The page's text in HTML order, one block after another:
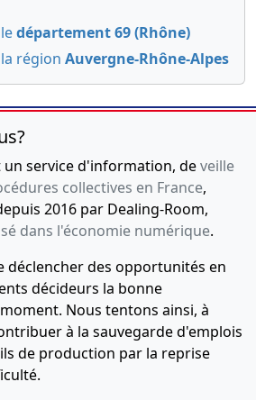
08-
06-
2000
Ordonnance
du
président
Nomination
aux apports
02-
10-
1997
Procès-
verbal
d'assemblée,
Statuts
mis à jour
Actes
constitutifs
département 69 (Rhône)
région Auvergne-Rhône-Alpes
un service d'information, deveille
collectives en France,
2016 par Dealing-Room,
dans l'économie numérique.
déclencher des opportunités en
décideurs la bonne
Nous tentons ainsi, à
à la sauvegarde d'emplois
de production par la reprise